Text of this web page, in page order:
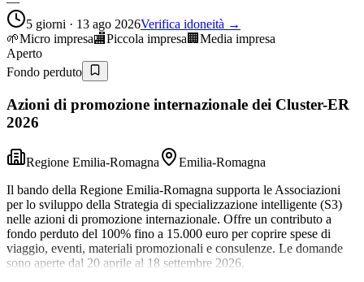
5 giorni · 13 ago 2026Verifica idoneità →
🌱Micro impresa🏬Piccola impresa 🏢 Media impresa
Aperto
Fondo perduto
Azioni di promozione internazionale dei Cluster-ER
2026
Regione Emilia-Romagna
Emilia-Romagna
Il bando della Regione Emilia-Romagna supporta le Associazioni
per lo sviluppo della Strategia di specializzazione intelligente (S3)
nelle azioni di promozione internazionale. Offre un contributo a
fondo perduto del 100% fino a 15.000 euro per coprire spese di
viaggio, eventi, materiali promozionali e consulenze. Le domande
sono aperte dal 20 aprile al 18 settembre 2026.